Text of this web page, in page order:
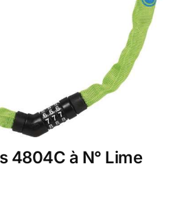
4804C à N° Lime